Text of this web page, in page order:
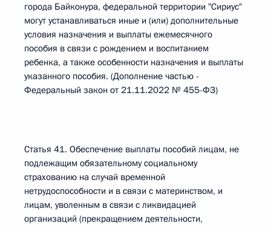
города Байконура, федеральной территории "Сириус"
могут устанавливаться иные и (или) дополнительные
условия назначения и выплаты ежемесячного
пособия в связи с рождением и воспитанием
ребенка, а также особенности назначения и выплаты
указанного пособия. (Дополнение частью -
Федеральный закон от 21.11.2022 № 455-ФЗ)
Статья 41. Обеспечение выплаты пособий лицам, не
подлежащим обязательному социальному
страхованию на случай временной
нетрудоспособности и в связи с материнством, и
лицам, уволенным в связи с ликвидацией
организаций (прекращением деятельности,